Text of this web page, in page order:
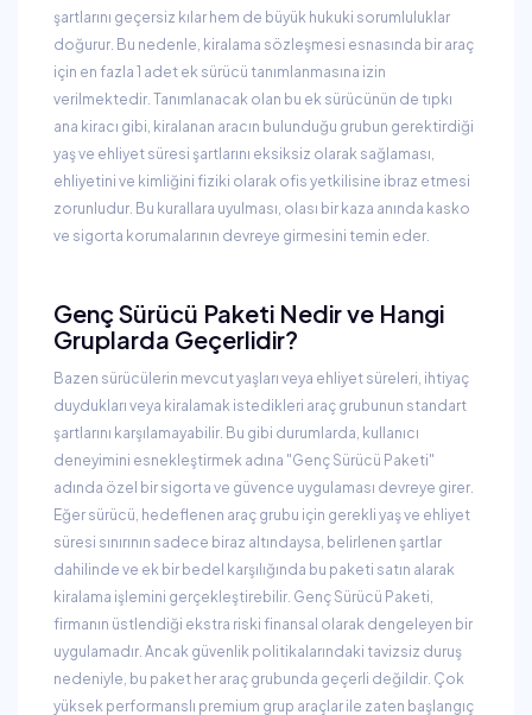
şartlarını geçersiz kılar hem de büyük hukuki sorumluluklar
doğurur. Bu nedenle, kiralama sözleşmesi esnasında bir araç
için en fazla 1 adet ek sürücü tanımlanmasına izin
verilmektedir. Tanımlanacak olan bu ek sürücünün de tıpkı
ana kiracı gibi, kiralanan aracın bulunduğu grubun gerektirdiği
yaş ve ehliyet süresi şartlarını eksiksiz olarak sağlaması,
ehliyetini ve kimliğini fiziki olarak ofis yetkilisine ibraz etmesi
zorunludur. Bu kurallara uyulması, olası bir kaza anında kasko
ve sigorta korumalarının devreye girmesini temin eder.
Genç Sürücü Paketi Nedir ve Hangi
Gruplarda Geçerlidir?
Bazen sürücülerin mevcut yaşları veya ehliyet süreleri, ihtiyaç
duydukları veya kiralamak istedikleri araç grubunun standart
şartlarını karşılamayabilir. Bu gibi durumlarda, kullanıcı
deneyimini esnekleştirmek adına "Genç Sürücü Paketi"
adında özel bir sigorta ve güvence uygulaması devreye girer.
Eğer sürücü, hedeflenen araç grubu için gerekli yaş ve ehliyet
süresi sınırının sadece biraz altındaysa, belirlenen şartlar
dahilinde ve ek bir bedel karşılığında bu paketi satın alarak
kiralama işlemini gerçekleştirebilir. Genç Sürücü Paketi,
firmanın üstlendiği ekstra riski finansal olarak dengeleyen bir
uygulamadır. Ancak güvenlik politikalarındaki tavizsiz duruş
nedeniyle, bu paket her araç grubunda geçerli değildir. Çok
yüksek performanslı premium grup araçlar ile zaten başlangıç